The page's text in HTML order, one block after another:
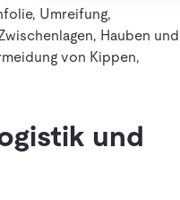
Umreifung,
Hauben und
von Kippen,
und